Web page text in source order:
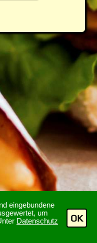
eingebundene
um
Datenschutz
OK